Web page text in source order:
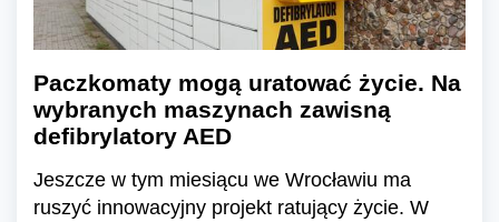
Paczkomaty mogą uratować życie. Na
wybranych maszynach zawisną
defibrylatory AED
Jeszcze w tym miesiącu we Wrocławiu ma
ruszyć innowacyjny projekt ratujący życie. W